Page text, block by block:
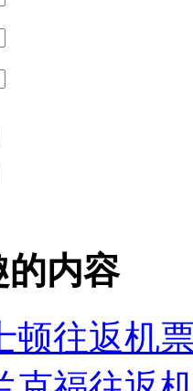
的内容
顿往返机